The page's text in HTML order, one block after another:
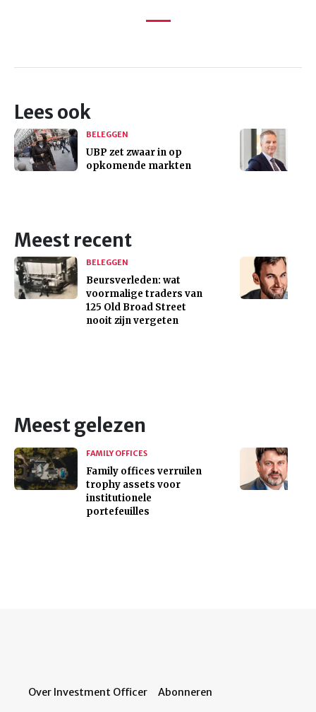
Lees ook
BELEGGEN
UBP zet zwaar in op
opkomende markten
Meest recent
BELEGGEN
Beursverleden: wat
voormalige traders van
125 Old Broad Street
nooit zijn vergeten
Meest gelezen
FAMILY OFFICES
Family offices verruilen
trophy assets voor
institutionele
portefeuilles
Over Investment Officer Abonneren